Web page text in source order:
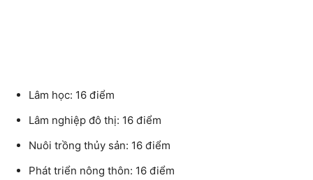
Lâm học: 16 điểm
Lâm nghiệp đô thị: 16 điểm
Nuôi trồng thủy sản: 16 điểm
Phát triển nông thôn: 16 điểm